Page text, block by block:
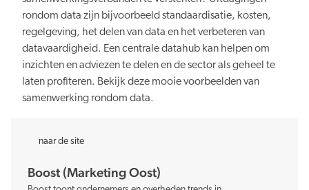
rondom data zijn bijvoorbeeld standaardisatie, kosten,
regelgeving, het delen van data en het verbeteren van
datavaardigheid. Een centrale datahub kan helpen om
inzichten en adviezen te delen en de sector als geheel te
laten profiteren. Bekijk deze mooie voorbeelden van
samenwerking rondom data.
naar de site
Boost (Marketing Oost)